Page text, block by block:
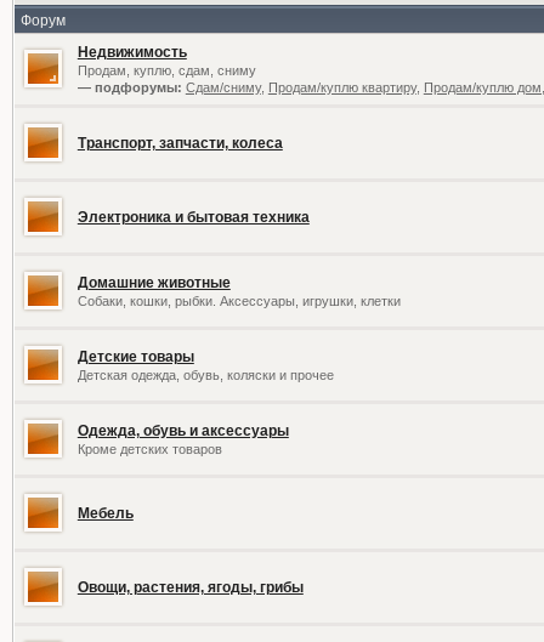
Форум
Недвижимость
Продам, куплю, сдам, сниму
— подфорумы: Сдам/сниму, Продам/куплю квартиру, Продам/куплю
Транспорт, запчасти, колеса
Электроника и бытовая техника
Домашние животные
Собаки, кошки, рыбки. Аксессуары, игрушки, клетки
Детские товары
Детская одежда, обувь, коляски и прочее
Одежда, обувь и аксессуары
Кроме детских товаров
Мебель
Овощи, растения, ягоды, грибы